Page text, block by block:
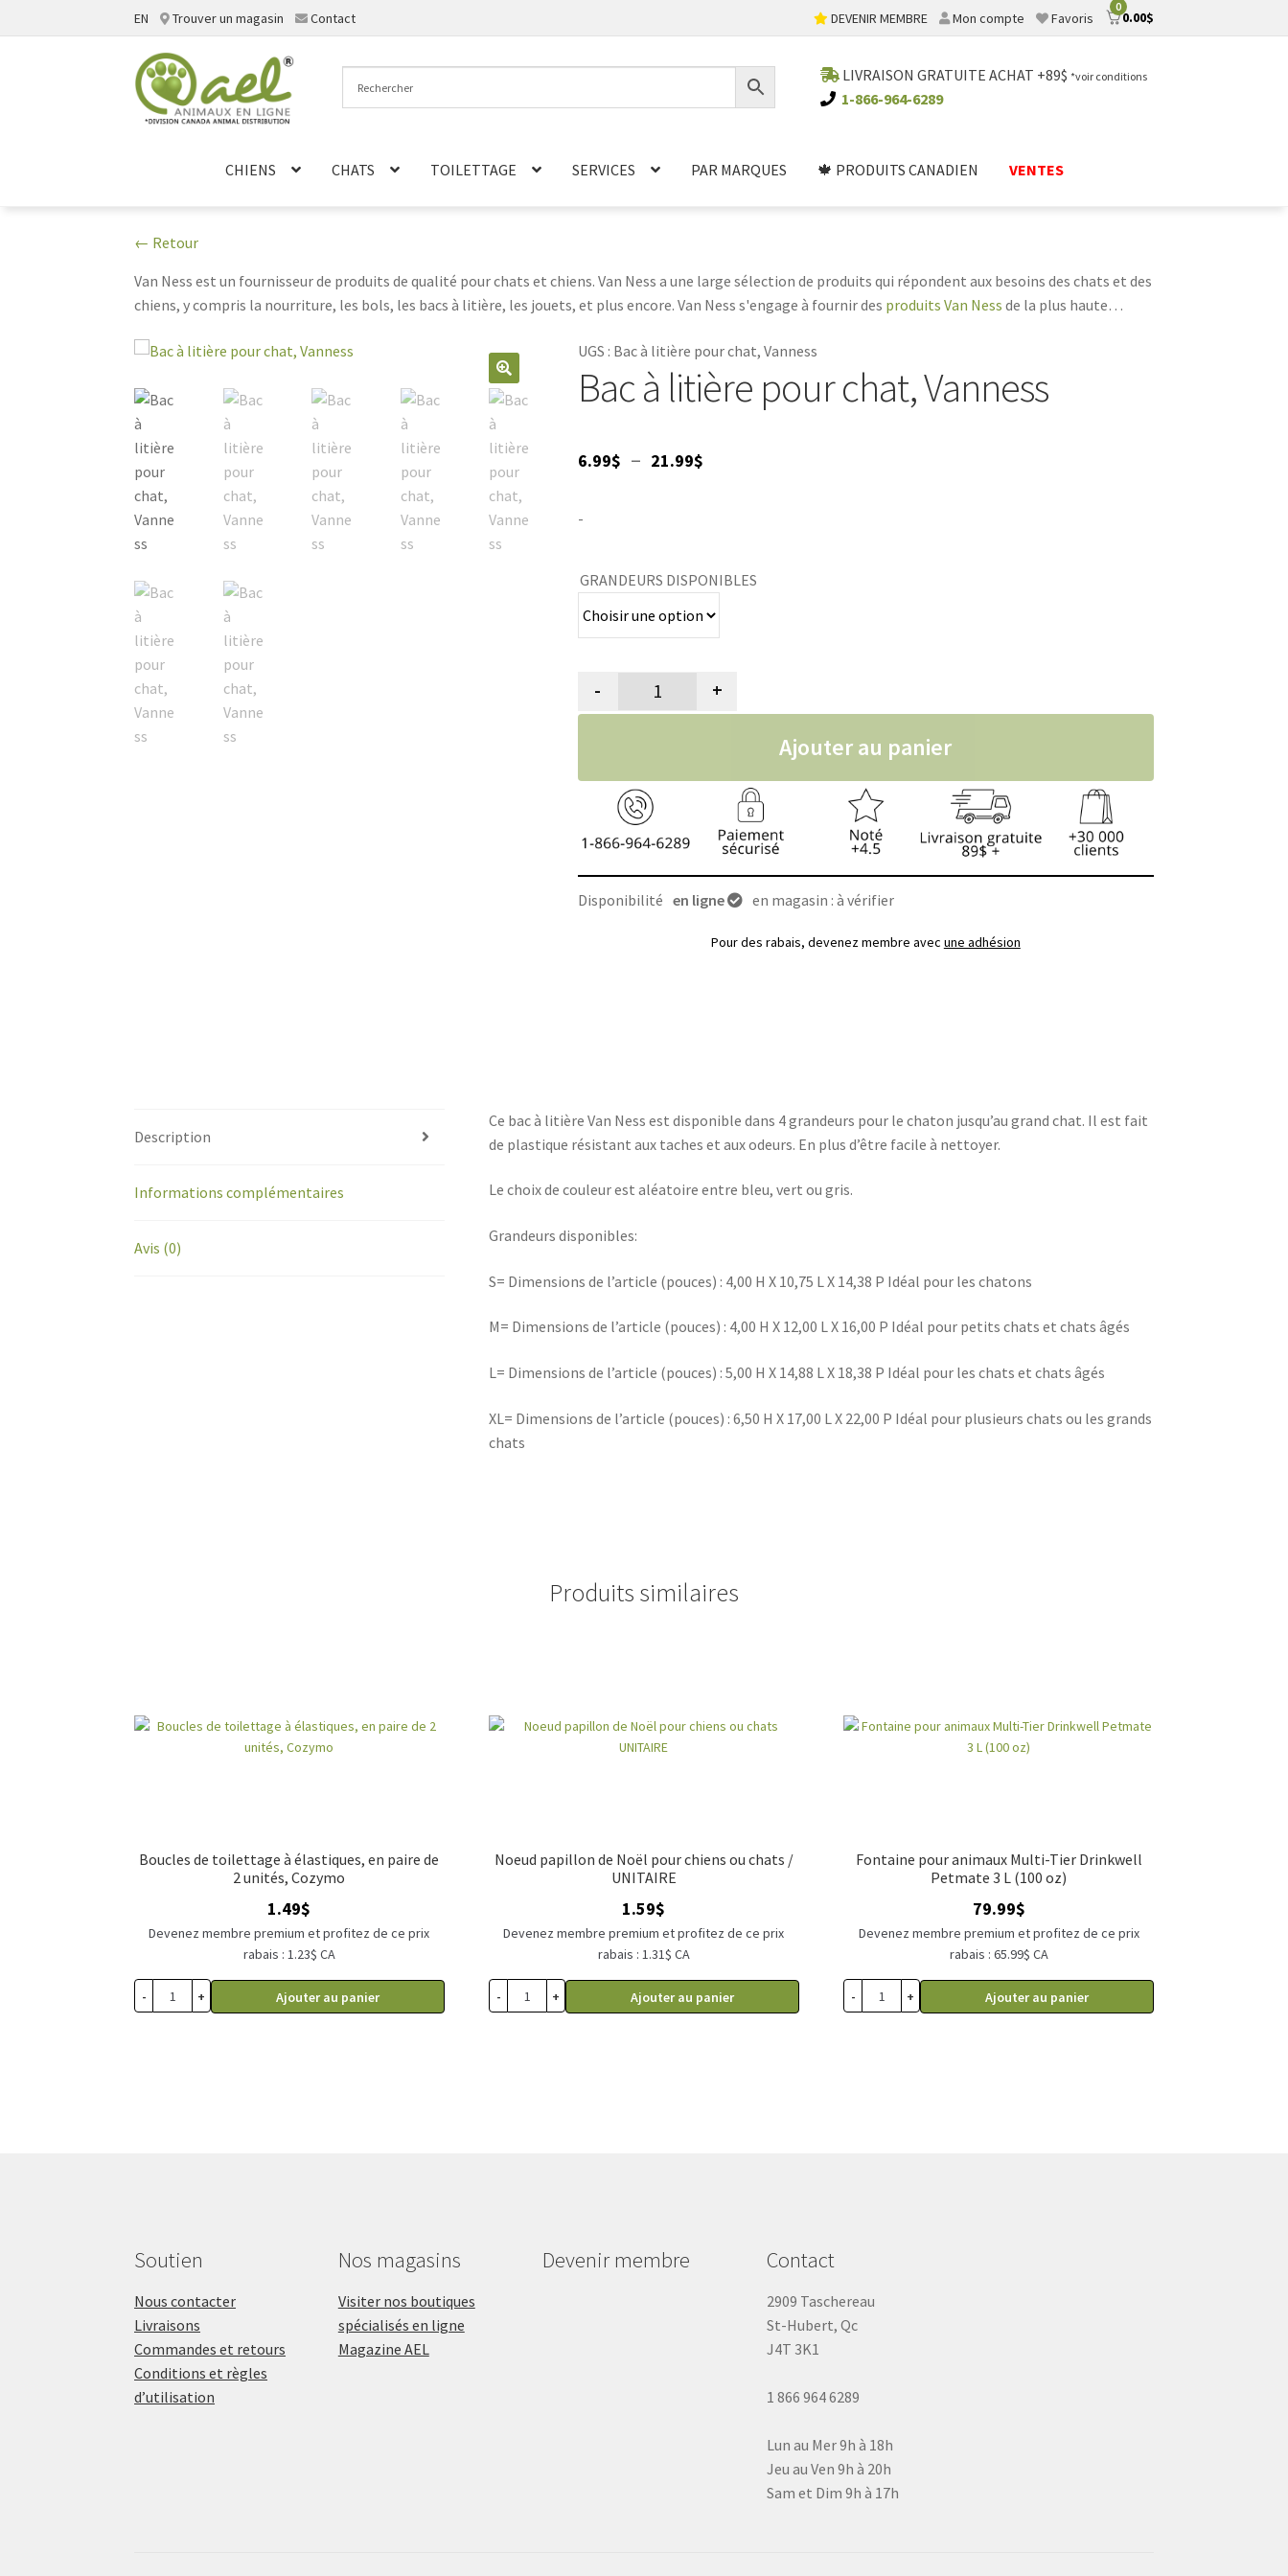
EN Trouver un magasin Contact
0
0.00$
DEVENIR MEMBRE Mon compte Favoris
Aller
à
la
Aller
au
contenu
LIVRAISON GRATUITE ACHAT +89$ *voir conditions
1-866-964-6289
CHIENS CHATS TOILETTAGE SERVICES PAR MARQUES 🍁 PRODUITS CANADIEN VENTES
← Retour
Van Ness est un fournisseur de produits de qualité pour chats et chiens. Van Ness a une large sélection de produits qui répondent aux besoins des chats et des
chiens, y compris la nourriture, les bols, les bacs à litière, les jouets, et plus encore. Van Ness s'engage à fournir des produits Van Ness de la plus haute
ce dont vous avez besoin pour que votre animal soit heureux et en bonne santé.
🔍
UGS : Bac à litière pour chat, Vanness
Bac à litière pour chat, Vanness
6.99$ – 21.99$Plage
à
21.99$
-
GRANDEURS DISPONIBLES
quantité de Bac à litière pour chat, Vanness
- +
Ajouter au panier
Disponibilité en ligne en magasin : à vérifier
Pour des rabais, devenez membre avec une adhésion
Ce bac à litière Van Ness est disponible dans 4 grandeurs pour le chaton jusqu’au grand chat. Il est fait
de plastique résistant aux taches et aux odeurs. En plus d’être facile à nettoyer.
Le choix de couleur est aléatoire entre bleu, vert ou gris.
Grandeurs disponibles:
S= Dimensions de l’article (pouces) : 4,00 H X 10,75 L X 14,38 P Idéal pour les chatons
M= Dimensions de l’article (pouces) : 4,00 H X 12,00 L X 16,00 P Idéal pour petits chats et chats âgés
L= Dimensions de l’article (pouces) : 5,00 H X 14,88 L X 18,38 P Idéal pour les chats et chats âgés
XL= Dimensions de l’article (pouces) : 6,50 H X 17,00 L X 22,00 P Idéal pour plusieurs chats ou les grands
chats
Description
Informations complémentaires
Avis (0)
Produits similaires
Boucles de toilettage à élastiques, en paire de
2 unités, Cozymo
1.49$
Devenez membre premium et profitez de ce prix
rabais : 1.23$ CA
- + Ajouter au panier
Noeud papillon de Noël pour chiens ou chats /
UNITAIRE
1.59$
Devenez membre premium et profitez de ce prix
rabais : 1.31$ CA
- + Ajouter au panier
Fontaine pour animaux Multi-Tier Drinkwell
Petmate 3 L (100 oz)
79.99$
Devenez membre premium et profitez de ce prix
rabais : 65.99$ CA
- + Ajouter au panier
Soutien
Nous contacter
Livraisons
Commandes et retours
Conditions et règles
d’utilisation
Nos magasins
Visiter nos boutiques
spécialisés en ligne
Magazine AEL
Devenir membre Contact
2909 Taschereau
St-Hubert, Qc
J4T 3K1
1 866 964 6289
Lun au Mer 9h à 18h
Jeu au Ven 9h à 20h
Sam et Dim 9h à 17h